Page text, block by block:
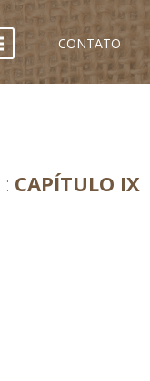
CONTATO
CAPÍTULO IX